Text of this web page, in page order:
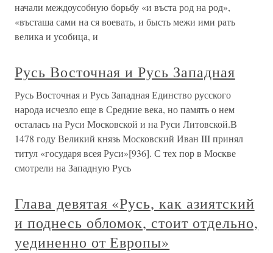
начали междоусобную борьбу «и въста род на род»,
«въсташа сами на ся воевать, и бысть межи ими рать
велика и усобица, и
Русь Восточная и Русь Западная
Русь Восточная и Русь Западная Единство русского
народа исчезло еще в Средние века, но память о нем
осталась на Руси Московской и на Руси Литовской.В
1478 году Великий князь Московский Иван III принял
титул «государя всея Руси»[936]. С тех пор в Москве
смотрели на Западную Русь
Глава девятая «Русь, как азиятский
и поднесь обломок, стоит отдельно,
уединенно от Европы»